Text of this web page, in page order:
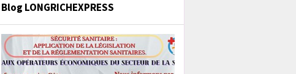
Blog LONGRICHEXPRESS